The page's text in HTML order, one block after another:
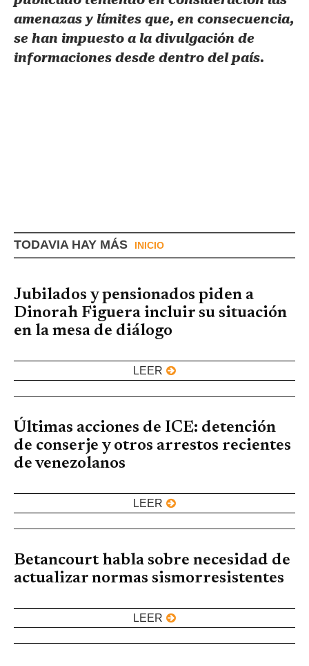
amenazas y límites que, en consecuencia,
se han impuesto a la divulgación de
informaciones desde dentro del país.
TODAVIA HAY MÁS INICIO
Jubilados y pensionados piden a
Dinorah Figuera incluir su situación
en la mesa de diálogo
LEER
Últimas acciones de ICE: detención
de conserje y otros arrestos recientes
de venezolanos
LEER
Betancourt habla sobre necesidad de
actualizar normas sismorresistentes
LEER